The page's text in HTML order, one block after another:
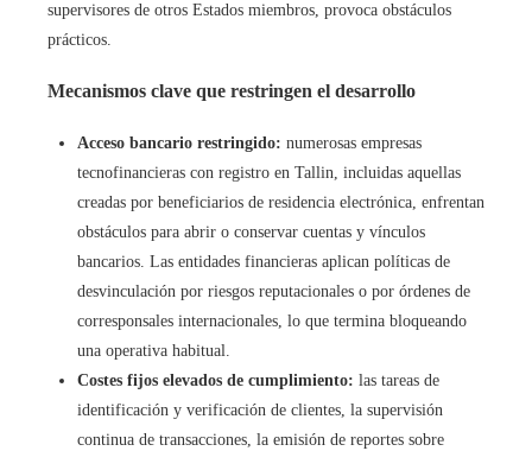
supervisores de otros Estados miembros, provoca obstáculos
prácticos.
Mecanismos clave que restringen el desarrollo
Acceso bancario restringido: numerosas empresas
tecnofinancieras con registro en Tallin, incluidas aquellas
creadas por beneficiarios de residencia electrónica, enfrentan
obstáculos para abrir o conservar cuentas y vínculos
bancarios. Las entidades financieras aplican políticas de
desvinculación por riesgos reputacionales o por órdenes de
corresponsales internacionales, lo que termina bloqueando
una operativa habitual.
Costes fijos elevados de cumplimiento: las tareas de
identificación y verificación de clientes, la supervisión
continua de transacciones, la emisión de reportes sobre